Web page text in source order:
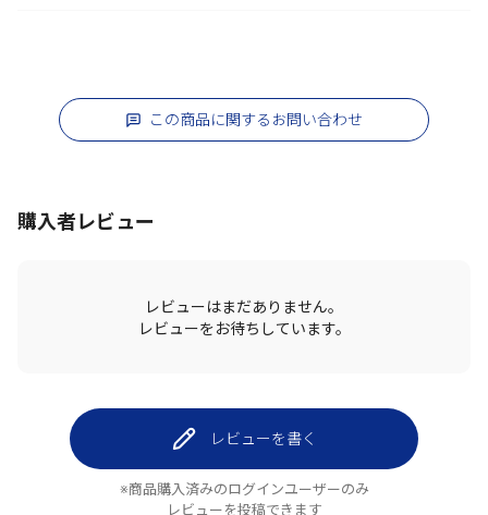
この商品に関するお問い合わせ
購入者レビュー
レビューはまだありません。
レビューをお待ちしています。
レビューを書く
※商品購入済みのログインユーザーのみ
レビューを投稿できます